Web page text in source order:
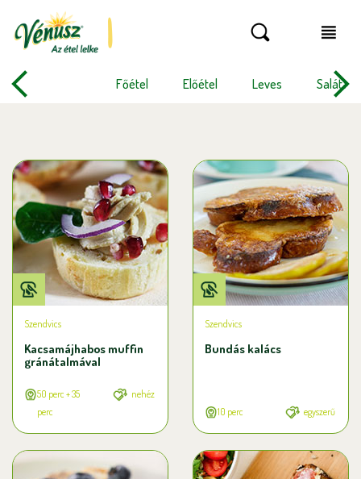
Főétel Előétel Leves Saláta
Szendvics
Kacsamájhabos muffin
gránátalmával
50 perc + 35
perc
nehéz
Szendvics
Bundás kalács
10 perc egyszerű